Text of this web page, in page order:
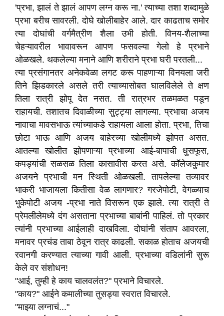
'प्रभा, झालं ते झालं आपण लग्न करू ना.' त्याच्या तशा शब्दामुळे
प्रभा बरीच सावरली. दोघे खोलीबाहेर आले. दार काढताच समोर
त्या दोघांची वर्गमैत्रीण शैला उभी होती. विनय-शैलाच्या
चेहऱ्यावरील भावावरून आपण फसवल्या गेलो हे प्रभाने
ओळखले. थकलेल्या मनाने आणि शरीराने प्रभा घरी परतली...
त्या प्रसंगानतर अनेकवेळा लगट करू पाहणाऱ्या विनयला जरी
तिने झिडकारले असले तरी त्याच्यासोबत घालविलेले ते क्षण
तिला रात्री झोपू देत नसत. ती रात्रभर तळमळत पडून
राहायची. तशातच दिवाळीच्या सुट्ट्या लागल्या. प्रभाचा अजय
नावाचा मावसभाऊ त्यांच्याकडे राहायला आला होता. प्रभा, तिचा
छोटा भाऊ आणि अजय बाहेरच्या खोलीमध्ये झोपत असत.
आतल्या खोलीत झोपणाऱ्या प्रभाच्या आई-बापाची धुसफूस,
कपड्यांची सळसळ तिला कासावीस करत असे. कॉलेजकुमार
अजयने प्रभाची मन स्थिती ओळखली. तापलेल्या तव्यावर
भाकरी भाजायला कितीसा वेळ लागणार? गरजेपोटी, वेगळ्याच
भुकेपोटी अजय -प्रभा नाते विसरून एक झाले. त्या रात्री ते
प्रेमलीलेमध्ये दंग असताना प्रभाच्या बाबांनी पाहिलं. तो प्रकार
त्यांनी प्रभाच्या आईलाही दाखविला. दोघांनी संताप आवरला,
मनावर प्रचंड ताबा ठेवून रात्र काढली. सकाळ होताच अजयची
रवानगी करण्यात त्याच्या गावी आली. प्रभाच्या वडिलांनी सुरू
केले वर संशोधन!
"आई, तुम्ही हे काय चालवलंत?" प्रभाने विचारले.
"काय?" आईने कमालीच्या तुसड्या स्वरात विचारले.
"माझ्या लग्नाचं..."